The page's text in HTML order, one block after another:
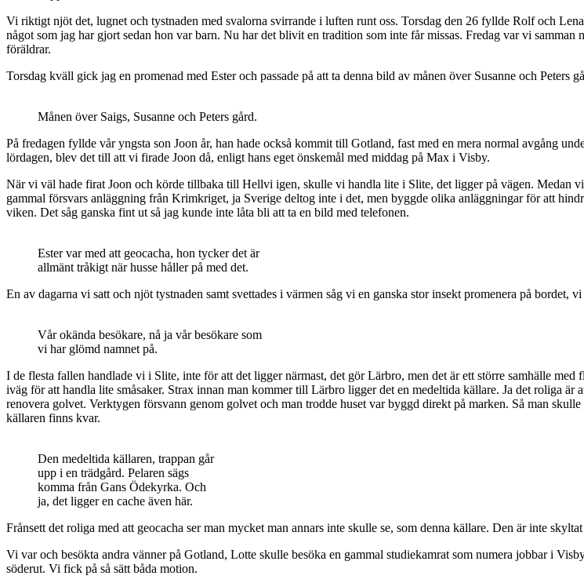
Vi riktigt njöt det, lugnet och tystnaden med svalorna svirrande i luften runt oss. Torsdag den 26 fyllde Rolf och
något som jag har gjort sedan hon var barn. Nu har det blivit en tradition som inte får missas. Fredag var vi
föräldrar.
Torsdag kväll gick jag en promenad med Ester och passade på att ta denna bild av månen över Susanne och Peters
Månen över Saigs, Susanne och Peters gård.
På fredagen fyllde vår yngsta son Joon år, han hade också kommit till Gotland, fast med en mera normal avgång
lördagen, blev det till att vi firade Joon då, enligt hans eget önskemål med middag på Max i Visby.
När vi väl hade firat Joon och körde tillbaka till Hellvi igen, skulle vi handla lite i Slite, det ligger på vägen. Medan
gammal försvars anläggning från Krimkriget, ja Sverige deltog inte i det, men byggde olika anläggningar för att
viken. Det såg ganska fint ut så jag kunde inte låta bli att ta en bild med telefonen.
Ester var med att geocacha, hon tycker det är
allmänt tråkigt när husse håller på med det.
En av dagarna vi satt och njöt tystnaden samt svettades i värmen såg vi en ganska stor insekt promenera på bordet,
Vår okända besökare, nå ja vår besökare som
vi har glömd namnet på.
I de flesta fallen handlade vi i Slite, inte för att det ligger närmast, det gör Lärbro, men det är ett större samhälle
iväg för att handla lite småsaker. Strax innan man kommer till Lärbro ligger det en medeltida källare. Ja det roliga
renovera golvet. Verktygen försvann genom golvet och man trodde huset var byggd direkt på marken. Så man
källaren finns kvar.
Den medeltida källaren, trappan går
upp i en trädgård. Pelaren sägs
komma från Gans Ödekyrka. Och
ja, det ligger en cache även här.
Frånsett det roliga med att geocacha ser man mycket man annars inte skulle se, som denna källare. Den är inte
Vi var och besökta andra vänner på Gotland, Lotte skulle besöka en gammal studiekamrat som numera jobbar i
söderut. Vi fick på så sätt båda motion.